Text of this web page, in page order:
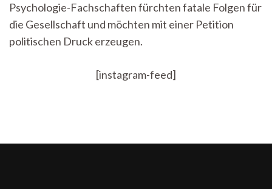
Psychologie-Fachschaften fürchten fatale Folgen für
die Gesellschaft und möchten mit einer Petition
politischen Druck erzeugen.
[instagram-feed]